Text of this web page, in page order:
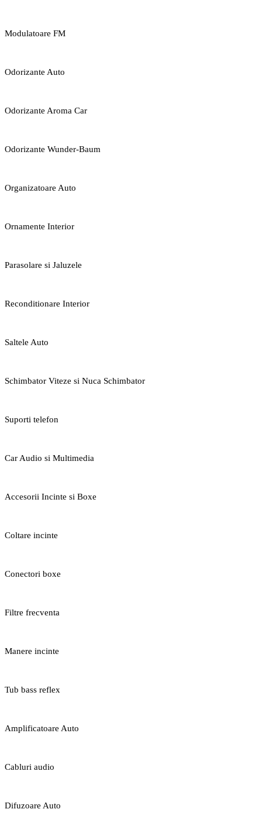
Modulatoare FM
Odorizante Auto
Odorizante Aroma Car
Odorizante Wunder-Baum
Organizatoare Auto
Ornamente Interior
Parasolare si Jaluzele
Reconditionare Interior
Saltele Auto
Schimbator Viteze si Nuca Schimbator
Suporti telefon
Car Audio si Multimedia
Accesorii Incinte si Boxe
Coltare incinte
Conectori boxe
Filtre frecventa
Manere incinte
Tub bass reflex
Amplificatoare Auto
Cabluri audio
Difuzoare Auto